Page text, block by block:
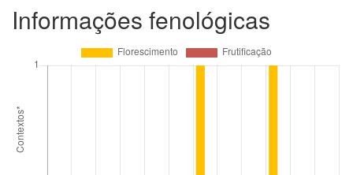
Informações fenológicas